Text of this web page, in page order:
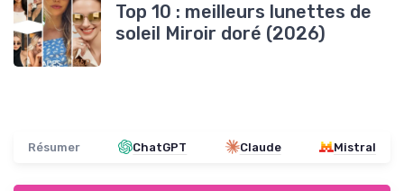
Top 10 : meilleurs lunettes de
soleil Miroir doré (2026)
Résumer ChatGPT Claude Mistral